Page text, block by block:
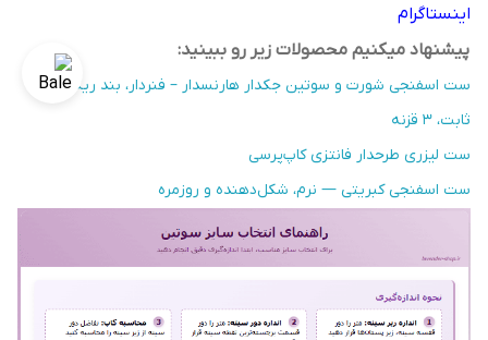
اینستاگرام
پیشنهاد میکنیم محصولات زیر رو ببینید:
ست اسفنجی شورت و سوتین جکدار هارنسدار – فنردار، بند ریگلاژی
ثابت، ۳ قزنه
ست لیزری طرحدار فانتزی کاپ‌پرسی
ست اسفنجی کبریتی — نرم، شکل‌دهنده و روزمره